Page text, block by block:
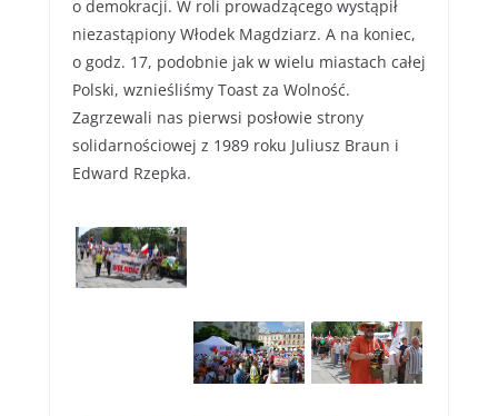
o demokracji. W roli prowadzącego wystąpił
niezastąpiony Włodek Magdziarz. A na koniec,
o godz. 17, podobnie jak w wielu miastach całej
Polski, wznieśliśmy Toast za Wolność.
Zagrzewali nas pierwsi posłowie strony
solidarnościowej z 1989 roku Juliusz Braun i
Edward Rzepka.